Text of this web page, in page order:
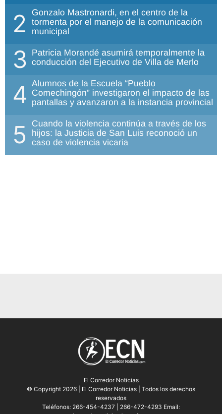
2
Gonzalo Mastronardi, en el centro de la
tormenta por el manejo de la comunicación
municipal
3 Patricia Morandé asumirá temporalmente la
conducción del Ejecutivo de Villa de Merlo
4 Alumnos de la Escuela “Pueblo
Comechingón” investigaron el impacto de las
pantallas y avanzaron a la instancia provincial
5
Cuando la violencia continúa a través de los
hijos: la Justicia de San Luis reconoció un
caso de violencia vicaria
El Corredor Noticias
© Copyright 2026 | El Corredor Noticias | Todos los derechos
reservados
Teléfonos: 266-454-4237 | 266-472-4293 Email: